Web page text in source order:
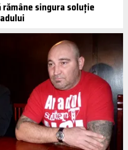
rămâne singura soluție